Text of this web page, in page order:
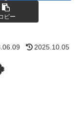
ピー
2025.10.05